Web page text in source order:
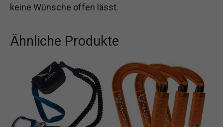
keine Wünsche offen lässt.
Ähnliche Produkte